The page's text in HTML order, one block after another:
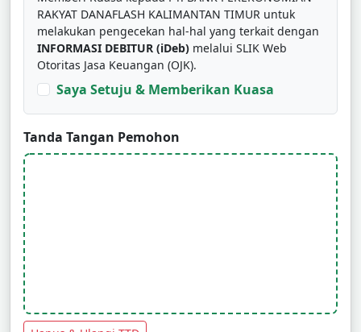
RAKYAT DANAFLASH KALIMANTAN TIMUR untuk
melakukan pengecekan hal-hal yang terkait dengan
INFORMASI DEBITUR (iDeb) melalui SLIK Web
Otoritas Jasa Keuangan (OJK).
Saya Setuju & Memberikan Kuasa
Tanda Tangan Pemohon